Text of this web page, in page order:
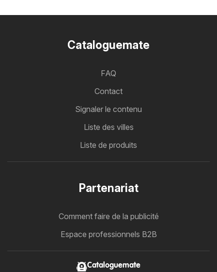
Cataloguemate
FAQ
Contact
Signaler le contenu
Liste des villes
Liste de produits
Partenariat
Comment faire de la publicité
Espace professionnels B2B
Cataloguemate